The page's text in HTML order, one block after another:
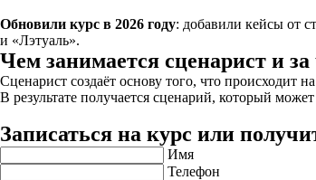
Обновили курс в 2026 году: добавили кейсы от
и «Лэтуаль».
Чем занимается сценарист и
Сценарист создаёт основу того, что
В результате получается сценарий, который
Записаться на курс или
Имя
Телефон